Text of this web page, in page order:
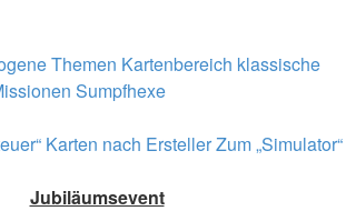
Themen Kartenbereich klassische
Sumpfhexe
Karten nach ErstellerZum „Simulator“
Jubiläumsevent